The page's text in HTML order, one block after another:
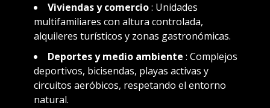
Viviendas y comercio: Unidades
multifamiliares con altura controlada,
alquileres turísticos y zonas gastronómicas.
Deportes y medio ambiente : Complejos
deportivos, bicisendas, playas activas y
circuitos aeróbicos, respetando el entorno
natural.